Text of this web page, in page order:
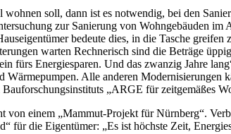
soll, dann ist es notwendig, bei den
zur Sanierung von Wohngebäuden im
bedeute dies, in die Tasche
warten Rechnerisch sind die Beträge
fürs Energiesparen. Und das zwanzig Jahre
Wärmepumpen. Alle anderen Modernisierungen
Bauforschungsinstituts „ARGE für zeitgemäßes
einem „Mammut-Projekt für Nürnberg“.
für die Eigentümer: „Es ist höchste Zeit,